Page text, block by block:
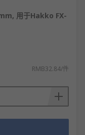
用于Hakko FX-
RMB32.84/件